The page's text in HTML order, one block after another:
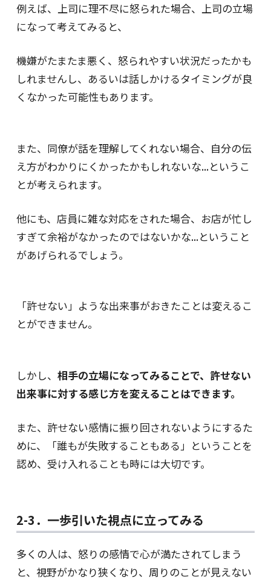
例えば、上司に理不尽に怒られた場合、上司の立場
になって考えてみると、
機嫌がたまたま悪く、怒られやすい状況だったかも
しれませんし、あるいは話しかけるタイミングが良
くなかった可能性もあります。
また、同僚が話を理解してくれない場合、自分の伝
え方がわかりにくかったかもしれないな...というこ
とが考えられます。
他にも、店員に雑な対応をされた場合、お店が忙し
すぎて余裕がなかったのではないかな...ということ
があげられるでしょう。
「許せない」ような出来事がおきたことは変えるこ
とができません。
しかし、 相手の立場になってみることで、許せない
出来事に対する感じ方を変えることはできます。
また、許せない感情に振り回されないようにするた
めに、「誰もが失敗することもある」ということを
認め、受け入れることも時には大切です。
2-3．一歩引いた視点に立ってみる
多くの人は、怒りの感情で心が満たされてしまう
と、視野がかなり狭くなり、周りのことが見えない